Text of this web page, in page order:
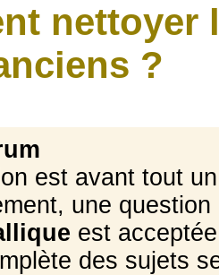
nettoyer
?
est avant tout
une
est
des sujets